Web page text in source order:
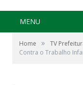
MENU
Home » TV
Contra o Trabalho